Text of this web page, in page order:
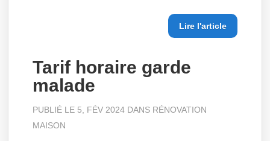
Lire l'article
Tarif horaire garde
malade
PUBLIÉ LE 5, FÉV 2024 DANS RÉNOVATION
MAISON